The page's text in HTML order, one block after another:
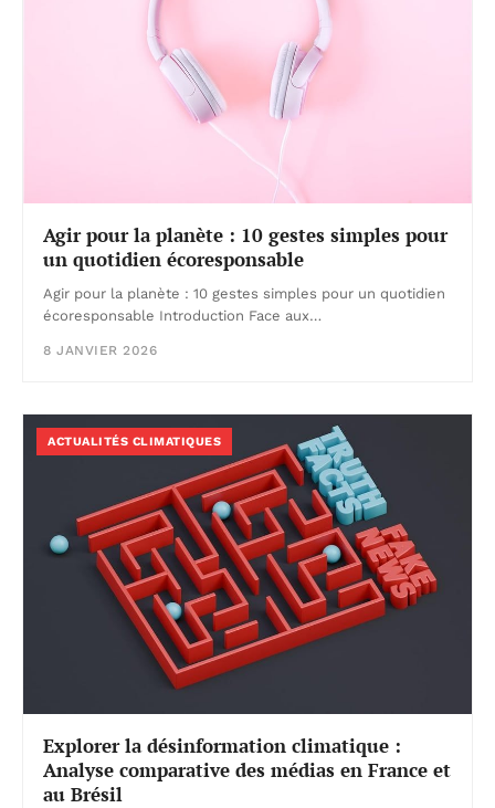
Agir pour la planète : 10 gestes simples pour
un quotidien écoresponsable
Agir pour la planète : 10 gestes simples pour un quotidien
écoresponsable Introduction Face aux…
8 JANVIER 2026
ACTUALITÉS CLIMATIQUES
Explorer la désinformation climatique :
Analyse comparative des médias en France et
au Brésil